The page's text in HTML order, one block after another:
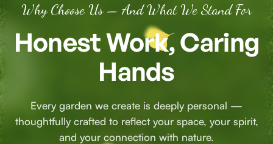
Why Choose Us — And What We Stand For
Honest Work, Caring
Hands
Every garden we create is deeply personal —
thoughtfully crafted to reflect your space, your spirit,
and your connection with nature.